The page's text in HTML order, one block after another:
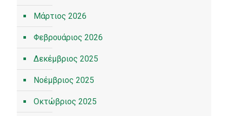
Μάρτιος 2026
Φεβρουάριος 2026
Δεκέμβριος 2025
Νοέμβριος 2025
Οκτώβριος 2025